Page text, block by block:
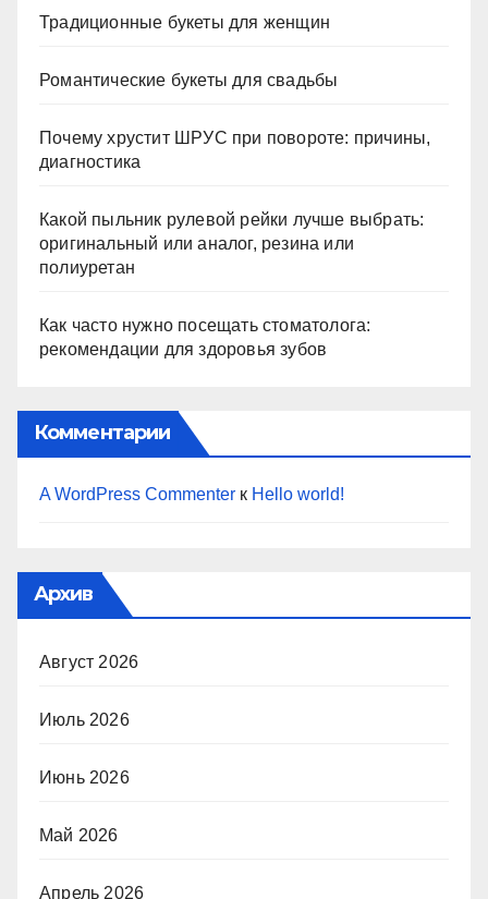
Традиционные букеты для женщин
Романтические букеты для свадьбы
Почему хрустит ШРУС при повороте: причины,
диагностика
Какой пыльник рулевой рейки лучше выбрать:
оригинальный или аналог, резина или
полиуретан
Как часто нужно посещать стоматолога:
рекомендации для здоровья зубов
Комментарии
A WordPress Commenter к Hello world!
Архив
Август 2026
Июль 2026
Июнь 2026
Май 2026
Апрель 2026